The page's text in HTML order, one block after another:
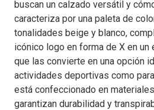
buscan un calzado versátil y
caracteriza por una paleta de
tonalidades beige y blanco,
icónico logo en forma de X en un
que las convierte en una opción
actividades deportivas como
está confeccionado en
garantizan durabilidad y